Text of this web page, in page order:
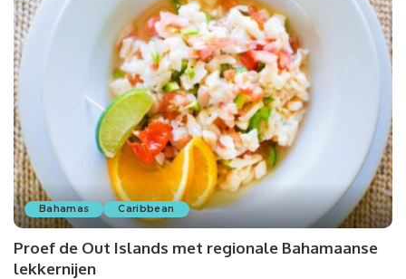
Bahamas Caribbean
Proef de Out Islands met regionale Bahamaanse
lekkernijen